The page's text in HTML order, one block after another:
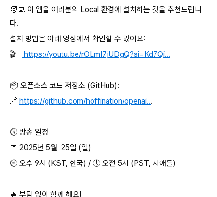
🧑‍💻 이 앱을 여러분의 Local 환경에 설치하는 것을 추천드립니
다.
설치 방법은 아래 영상에서 확인할 수 있어요:
🎬
https://youtu.be/rOLmI7jUDgQ?si=Kd7Qi...
📦 오픈소스 코드 저장소 (GitHub):
🔗 https://github.com/hoffination/openai...
🕔 방송 일정
📅 2025년 5월 25일 (일)
🕘 오후 9시 (KST, 한국) / 🕔 오전 5시 (PST, 시애틀)
🔥 부담 없이 함께 해요!